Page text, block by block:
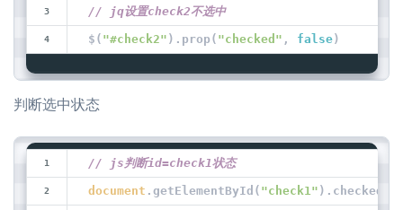
// jq设置check2不选中
$( "#check2" ).prop( "checked" , false)
判断选中状态
// js判断id=check1状态
document .getElementById( "check1" ).checked